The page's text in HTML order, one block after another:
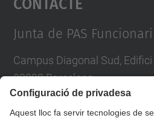
Junta de PAS Funcionari
Campus Diagonal Sud,
08028 Barcelona